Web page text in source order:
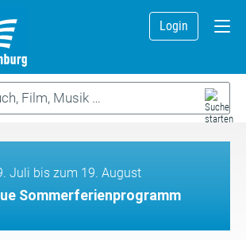
Login
Juli bis zum 19. August
Sommerferienprogramm